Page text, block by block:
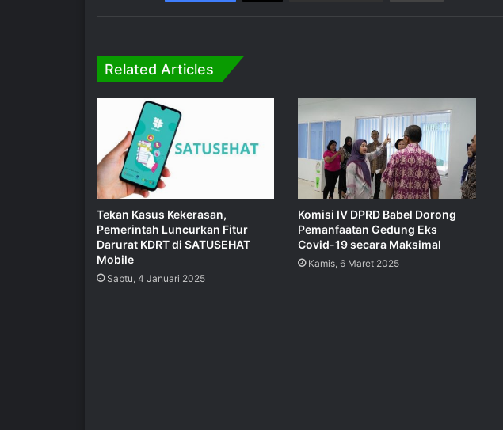
Related Articles
Tekan Kasus Kekerasan,
Pemerintah Luncurkan Fitur
Darurat KDRT di SATUSEHAT
Mobile
Sabtu, 4 Januari 2025
Komisi IV DPRD Babel Dorong
Pemanfaatan Gedung Eks
Covid-19 secara Maksimal
Kamis, 6 Maret 2025